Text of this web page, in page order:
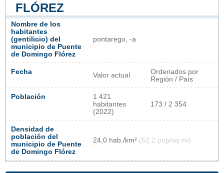
FLÓREZ
Nombre de los
habitantes
(gentilicio) del
municipio de Puente
de Domingo Flórez
pontarego, -a
Fecha Valor actual
Ordenados por
Región / País
Población
1 421
habitantes
(2022)
173 / 2 354
Densidad de
población del
municipio de Puente
de Domingo Flórez
24,0 hab./km² (62,2 pop/sq mi)